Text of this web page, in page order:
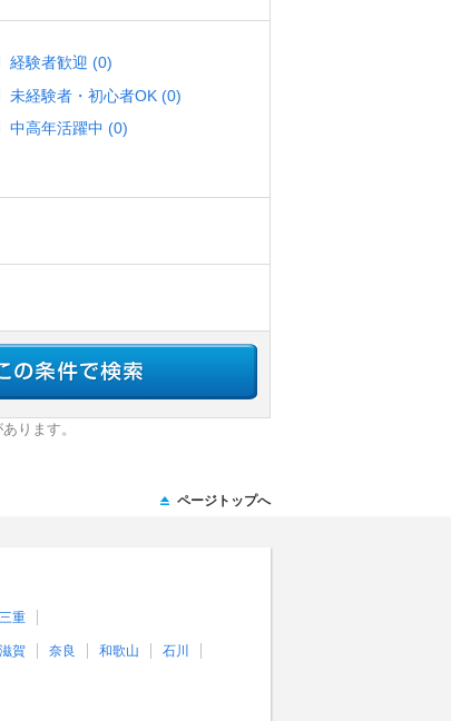
経験者歓迎 (0)
未経験者・初心者OK (0)
中高年活躍中 (0)
ります。
三重
滋賀 奈良 和歌山
石川
ページトップへ